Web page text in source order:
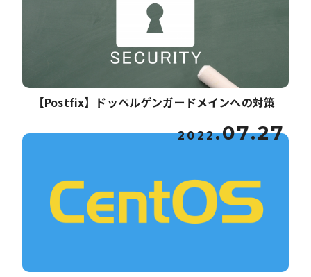
【Postfix】ドッペルゲンガードメインへの対策
2022.07.27